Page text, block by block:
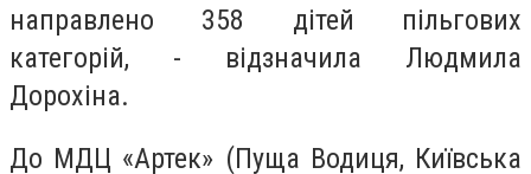
направлено 358 дітей пільгових
категорій, - відзначила Людмила
Дорохіна.
До МДЦ «Артек» (Пуща Водиця, Київська